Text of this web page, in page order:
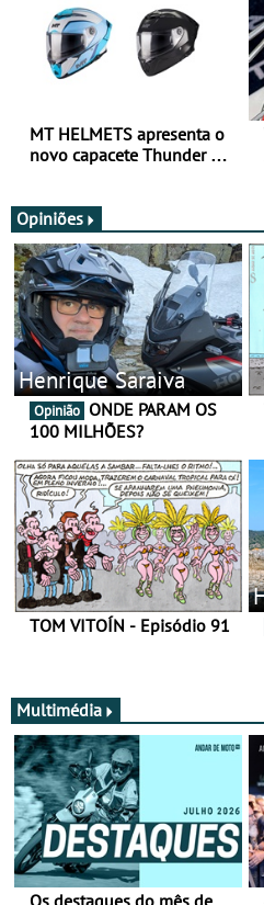
MT HELMETS apresenta o
novo capacete Thunder 4 R
Opiniões
Henrique Saraiva
Opinião
100 MILHÕES?
TOM VITOÍN - Episódio 91
Multimédia
Os destaques do mês de